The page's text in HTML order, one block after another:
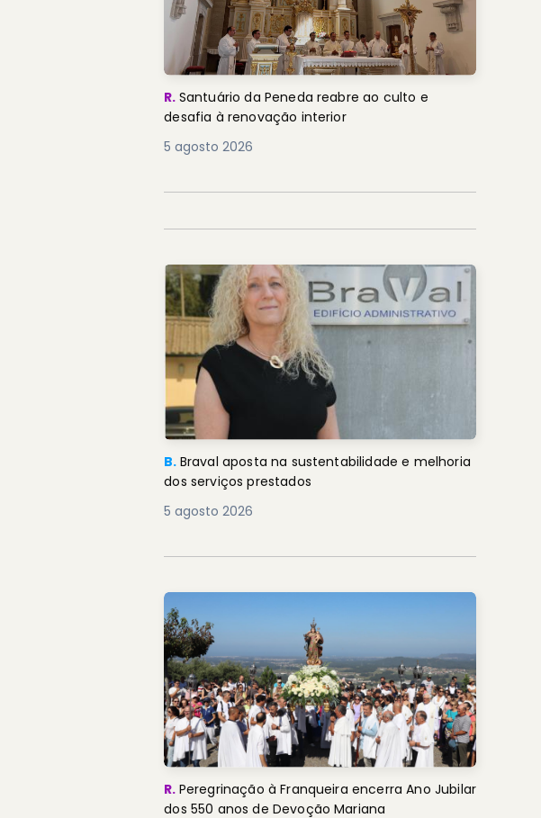
R. Santuário da Peneda reabre ao culto e
desafia à renovação interior
5 agosto 2026
B. Braval aposta na sustentabilidade e melhoria
dos serviços prestados
5 agosto 2026
R. Peregrinação à Franqueira encerra Ano Jubilar
dos 550 anos de Devoção Mariana